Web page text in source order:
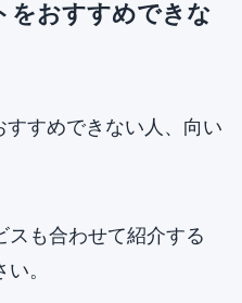
をおすすめできな
すめできない人、向い
スも合わせて紹介する
。